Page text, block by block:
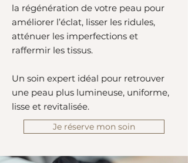
la régénération de votre peau pour
améliorer l’éclat, lisser les ridules,
atténuer les imperfections et
raffermir les tissus.
Un soin expert idéal pour retrouver
une peau plus lumineuse, uniforme,
lisse et revitalisée.
Je réserve mon soin